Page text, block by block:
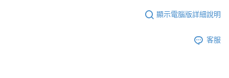
顯示電腦版詳細說明
客服